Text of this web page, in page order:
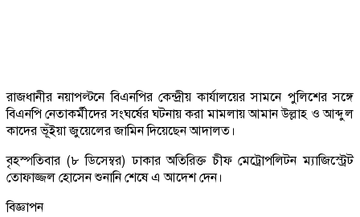
রাজধানীর নয়াপল্টনে বিএনপির কেন্দ্রীয় কার্যালয়ের সামনে পুলিশের সঙ্গে
বিএনপি নেতাকর্মীদের সংঘর্ষের ঘটনায় করা মামলায় আমান উল্লাহ ও আব্দুল
কাদের ভূঁইয়া জুয়েলের জামিন দিয়েছেন আদালত।
বৃহস্পতিবার (৮ ডিসেম্বর) ঢাকার অতিরিক্ত চীফ মেট্রোপলিটন ম্যাজিস্ট্রেট
তোফাজ্জল হোসেন শুনানি শেষে এ আদেশ দেন।
বিজ্ঞাপন